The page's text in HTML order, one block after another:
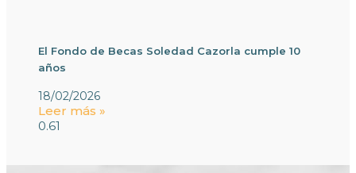
El Fondo de Becas Soledad Cazorla cumple 10
años
18/02/2026
Leer más »